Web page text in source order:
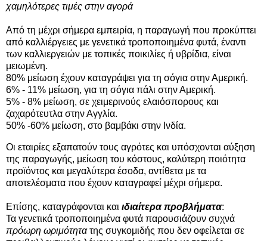
χαμηλότερες τιμές στην αγορά
Από τη μέχρι σήμερα εμπειρία, η παραγωγή που προκύπτει
από καλλιέργειες με γενετικά τροποποιημένα φυτά, έναντι
των καλλιεργειών με τοπικές ποικιλίες ή υβρίδια, είναι
μειωμένη.
80% μείωση έχουν καταγράψει για τη σόγια στην Αμερική.
6% - 11% μείωση, για τη σόγια πάλι στην Αμερική.
5% - 8% μείωση, σε χειμερινούς ελαιόσπορους και
ζαχαρότευτλα στην Αγγλία.
50% -60% μείωση, στο βαμβάκι στην Ινδία.
Οι εταιρίες εξαπατούν τους αγρότες και υπόσχονται αύξηση
της παραγωγής, μείωση του κόστους, καλύτερη ποιότητα
προϊόντος και μεγαλύτερα έσοδα, αντίθετα με τα
αποτελέσματα που έχουν καταγραφεί μέχρι σήμερα.
Επίσης, καταγράφονται και ιδιαίτερα προβλήματα:
Τα γενετικά τροποποιημένα φυτά παρουσιάζουν συχνά
πρόωρη ωριμότητατης συγκομιδής που δεν οφείλεται σε